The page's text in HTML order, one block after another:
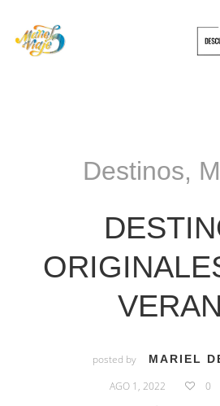
Destinos,
posted by MARIEL
AGO 1, 2022 0